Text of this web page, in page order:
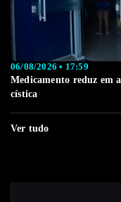
06/08/2026 • 17:59
Medicamento reduz em
cística
Ver tudo